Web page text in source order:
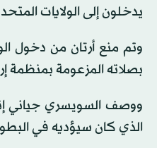
يدخلون إلى الولايات
وتم منع أرتان من دخول
بصلاته المزعومة بمنظمة
ووصف السويسري جياني
الذي كان سيؤديه في